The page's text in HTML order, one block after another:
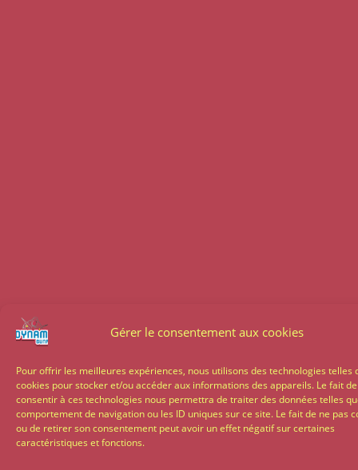
Gérer le consentement aux cookies
Pour offrir les meilleures expériences, nous utilisons des technologies telles
cookies pour stocker et/ou accéder aux informations des appareils. Le fait de
consentir à ces technologies nous permettra de traiter des données telles
comportement de navigation ou les ID uniques sur ce site. Le fait de ne pas
ou de retirer son consentement peut avoir un effet négatif sur certaines
caractéristiques et fonctions.